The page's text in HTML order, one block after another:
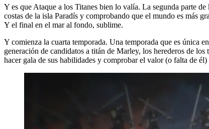
Y es que Ataque a los Titanes bien lo valía. La segunda parte
costas de la isla Paradís y comprobando que el mundo es más
Y el final en el mar al fondo, sublime.
Y comienza la cuarta temporada. Una temporada que es única
generación de candidatos a titán de Marley, los herederos de
hacer gala de sus habilidades y comprobar el valor (o falta de él)